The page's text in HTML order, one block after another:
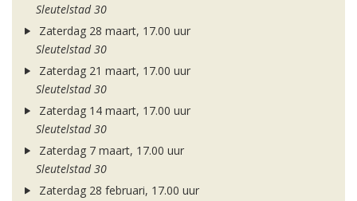
Sleutelstad 30
Zaterdag 28 maart, 17.00 uur
Sleutelstad 30
Zaterdag 21 maart, 17.00 uur
Sleutelstad 30
Zaterdag 14 maart, 17.00 uur
Sleutelstad 30
Zaterdag 7 maart, 17.00 uur
Sleutelstad 30
Zaterdag 28 februari, 17.00 uur